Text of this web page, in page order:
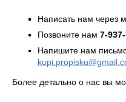
Написать нам через
Позвоните нам 7-
Напишите нам
Более детально о нас вы